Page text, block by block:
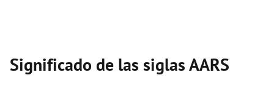
Significado de las siglas AARS